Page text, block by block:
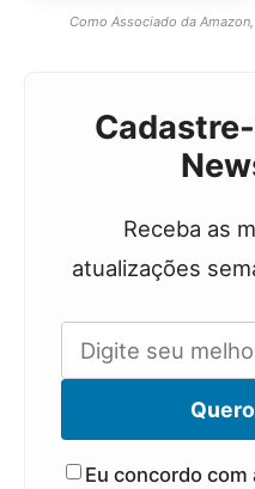
Como Associado da
Receba as
atualizações
Eu concordo com